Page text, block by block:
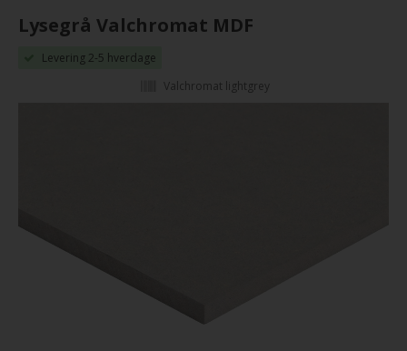
Lysegrå Valchromat MDF
Levering 2-5 hverdage
Valchromat lightgrey